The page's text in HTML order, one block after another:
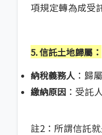
項規定轉為成受
5. 信託土地歸屬 ：
納稅義務人 ：歸
繳納原因 ：受託
註2：所謂信託